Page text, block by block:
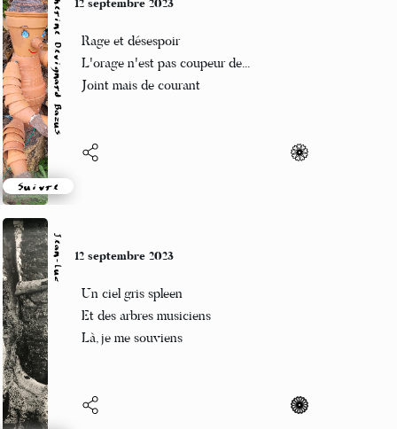
abrahamlerouge@gmail.com
Suivre
10 septembre 2023
Beaucoup d’homélies
Et âpres engagements
Belles ovalies
Jean-Luc 10 septembre 2023
Egos acides
Aux échos bien ambigus
Remède ou ciguë ?